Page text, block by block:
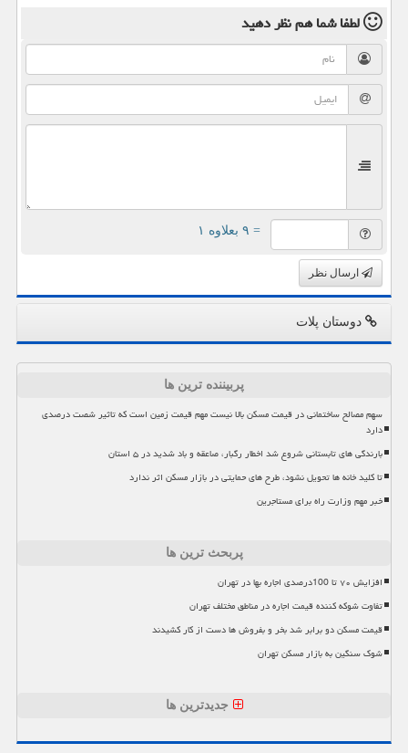
لطفا شما همنظر دهید
= ۹ بعلاوه ۱
ارسال نظر
دوستان پلات
پربیننده ترین ها
سهم مصالح ساختمانی در قیمت مسکن بالا نیست مهم قیمت زمین است که تاثیر شصت درصدی
دارد
بارندگی های تابستانی شروع شد اخطار رگبار، صاعقه و باد شدید در ۵ استان
تا کلید خانه ها تحویل نشود، طرح های حمایتی در بازار مسکن اثر ندارد
خبر مهم وزارت راه برای مستاجرین
پربحث ترین ها
افزایش ۷۰ تا 100درصدی اجاره بها در تهران
تفاوت شوکه کننده قیمت اجاره در مناطق مختلف تهران
قیمت مسکن دو برابر شد بخر و بفروش ها دست از کار کشیدند
شوک سنگین به بازار مسکن تهران
جدیدترین ها